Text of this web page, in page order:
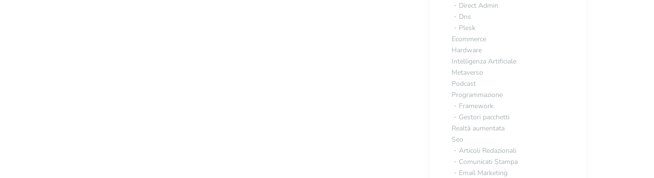
Direct Admin
Dns
Plesk
Ecommerce
Hardware
Intelligenza Artificiale
Metaverso
Podcast
Programmazione
Framework
Gestori pacchetti
Realtà aumentata
Seo
Articoli Redazionali
Comunicati Stampa
Email Marketing